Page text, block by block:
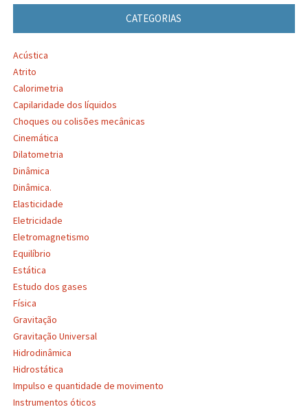
CATEGORIAS
Acústica
Atrito
Calorimetria
Capilaridade dos líquidos
Choques ou colisões mecânicas
Cinemática
Dilatometria
Dinâmica
Dinâmica.
Elasticidade
Eletricidade
Eletromagnetismo
Equilíbrio
Estática
Estudo dos gases
Física
Gravitação
Gravitação Universal
Hidrodinâmica
Hidrostática
Impulso e quantidade de movimento
Instrumentos óticos